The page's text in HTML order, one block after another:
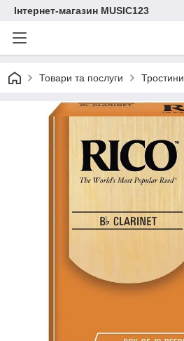
Інтернет-магазин MUSIC123
Товари та послуги Тростини